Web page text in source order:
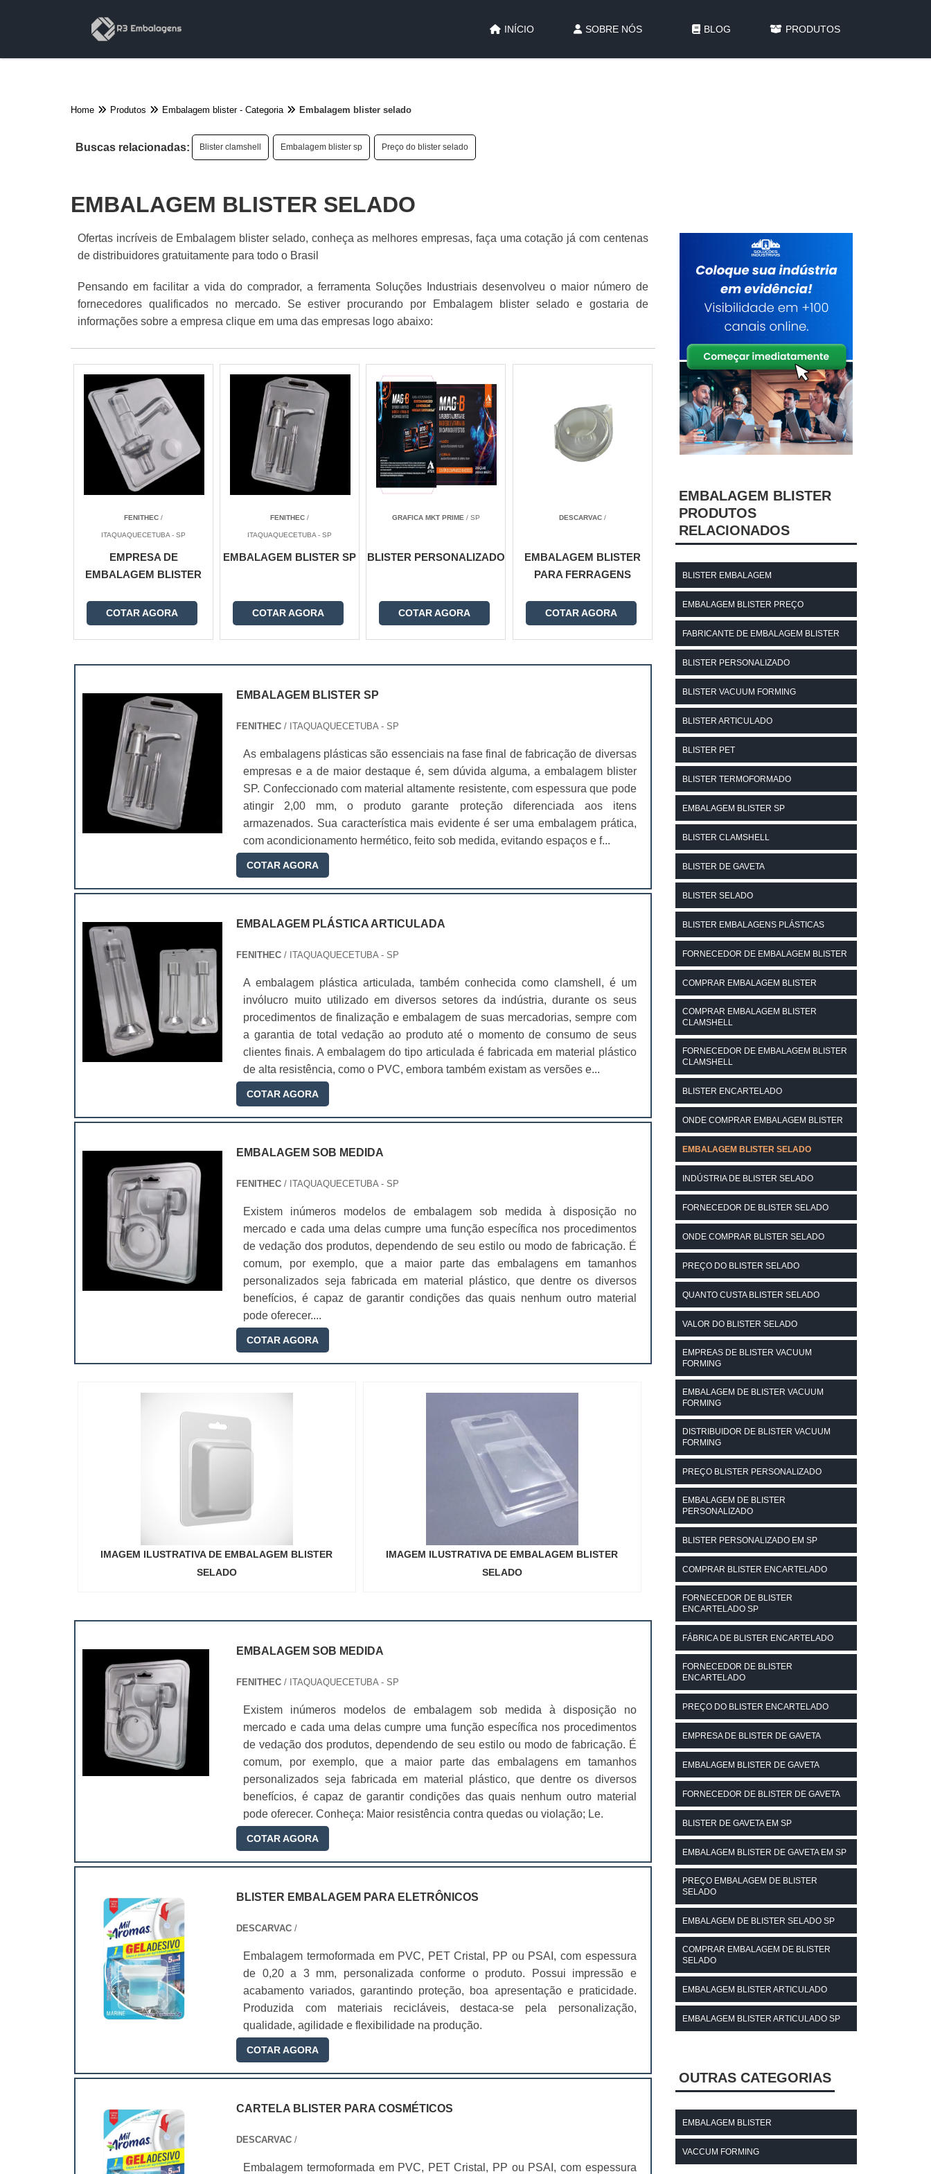
INÍCIO SOBRE NÓS BLOG PRODUTOS
Home Produtos Embalagem blister - Categoria Embalagem blister selado
Buscas relacionadas: Blister clamshell Embalagem blister sp Preço do blister selado
EMBALAGEM BLISTER SELADO
Ofertas incríveis de Embalagem blister selado, conheça as melhores empresas, faça uma cotação já com centenas
de distribuidores gratuitamente para todo o Brasil
Pensando em facilitar a vida do comprador, a ferramenta Soluções Industriais desenvolveu o maior número de
fornecedores qualificados no mercado. Se estiver procurando por Embalagem blister selado e gostaria de
informações sobre a empresa clique em uma das empresas logo abaixo:
FENITHEC /
ITAQUAQUECETUBA - SP
EMPRESA DE
EMBALAGEM BLISTER
COTAR AGORA
FENITHEC /
ITAQUAQUECETUBA - SP
EMBALAGEM BLISTER SP
COTAR AGORA
GRAFICA MKT PRIME / SP
BLISTER PERSONALIZADO
COTAR AGORA
DESCARVAC/
EMBALAGEM BLISTER
PARA FERRAGENS
COTAR AGORA
EMBALAGEM BLISTER SP
FENITHEC/ ITAQUAQUECETUBA - SP
As embalagens plásticas são essenciais na fase final de fabricação de diversas
empresas e a de maior destaque é, sem dúvida alguma, a embalagem blister
SP. Confeccionado com material altamente resistente, com espessura que pode
atingir 2,00 mm, o produto garante proteção diferenciada aos itens
armazenados. Sua característica mais evidente é ser uma embalagem prática,
com acondicionamento hermético, feito sob medida, evitando espaços e f...
COTAR AGORA
EMBALAGEM PLÁSTICA ARTICULADA
FENITHEC/ ITAQUAQUECETUBA - SP
A embalagem plástica articulada, também conhecida como clamshell, é um
invólucro muito utilizado em diversos setores da indústria, durante os seus
procedimentos de finalização e embalagem de suas mercadorias, sempre com
a garantia de total vedação ao produto até o momento de consumo de seus
clientes finais. A embalagem do tipo articulada é fabricada em material plástico
de alta resistência, como o PVC, embora também existam as versões e...
COTAR AGORA
EMBALAGEM SOB MEDIDA
FENITHEC/ ITAQUAQUECETUBA - SP
Existem inúmeros modelos de embalagem sob medida à disposição no
mercado e cada uma delas cumpre uma função específica nos procedimentos
de vedação dos produtos, dependendo de seu estilo ou modo de fabricação. É
comum, por exemplo, que a maior parte das embalagens em tamanhos
personalizados seja fabricada em material plástico, que dentre os diversos
benefícios, é capaz de garantir condições das quais nenhum outro material
pode oferecer....
COTAR AGORA
IMAGEM ILUSTRATIVA DE EMBALAGEM BLISTER
SELADO
IMAGEM ILUSTRATIVA DE EMBALAGEM BLISTER
SELADO
EMBALAGEM SOB MEDIDA
FENITHEC / ITAQUAQUECETUBA - SP
Existem inúmeros modelos de embalagem sob medida à disposição no
mercado e cada uma delas cumpre uma função específica nos procedimentos
de vedação dos produtos, dependendo de seu estilo ou modo de fabricação. É
comum, por exemplo, que a maior parte das embalagens em tamanhos
personalizados seja fabricada em material plástico, que dentre os diversos
benefícios, é capaz de garantir condições das quais nenhum outro material
pode oferecer. Conheça: Maior resistência contra quedas ou violação; Le.
COTAR AGORA
BLISTER EMBALAGEM PARA ELETRÔNICOS
DESCARVAC /
Embalagem termoformada em PVC, PET Cristal, PP ou PSAI, com espessura
de 0,20 a 3 mm, personalizada conforme o produto. Possui impressão e
acabamento variados, garantindo proteção, boa apresentação e praticidade.
Produzida com materiais recicláveis, destaca-se pela personalização,
qualidade, agilidade e flexibilidade na produção.
COTAR AGORA
CARTELA BLISTER PARA COSMÉTICOS
DESCARVAC /
Embalagem termoformada em PVC, PET Cristal, PP ou PSAI, com espessura
EMBALAGEM BLISTER
PRODUTOS
RELACIONADOS
BLISTER EMBALAGEM
EMBALAGEM BLISTER PREÇO
FABRICANTE DE EMBALAGEM BLISTER
BLISTER PERSONALIZADO
BLISTER VACUUM FORMING
BLISTER ARTICULADO
BLISTER PET
BLISTER TERMOFORMADO
EMBALAGEM BLISTER SP
BLISTER CLAMSHELL
BLISTER DE GAVETA
BLISTER SELADO
BLISTER EMBALAGENS PLÁSTICAS
FORNECEDOR DE EMBALAGEM BLISTER
COMPRAR EMBALAGEM BLISTER
COMPRAR EMBALAGEM BLISTER
CLAMSHELL
FORNECEDOR DE EMBALAGEM BLISTER
CLAMSHELL
BLISTER ENCARTELADO
ONDE COMPRAR EMBALAGEM BLISTER
EMBALAGEM BLISTER SELADO
INDÚSTRIA DE BLISTER SELADO
FORNECEDOR DE BLISTER SELADO
ONDE COMPRAR BLISTER SELADO
PREÇO DO BLISTER SELADO
QUANTO CUSTA BLISTER SELADO
VALOR DO BLISTER SELADO
EMPREAS DE BLISTER VACUUM
FORMING
EMBALAGEM DE BLISTER VACUUM
FORMING
DISTRIBUIDOR DE BLISTER VACUUM
FORMING
PREÇO BLISTER PERSONALIZADO
EMBALAGEM DE BLISTER
PERSONALIZADO
BLISTER PERSONALIZADO EM SP
COMPRAR BLISTER ENCARTELADO
FORNECEDOR DE BLISTER
ENCARTELADO SP
FÁBRICA DE BLISTER ENCARTELADO
FORNECEDOR DE BLISTER
ENCARTELADO
PREÇO DO BLISTER ENCARTELADO
EMPRESA DE BLISTER DE GAVETA
EMBALAGEM BLISTER DE GAVETA
FORNECEDOR DE BLISTER DE GAVETA
BLISTER DE GAVETA EM SP
EMBALAGEM BLISTER DE GAVETA EM SP
PREÇO EMBALAGEM DE BLISTER
SELADO
EMBALAGEM DE BLISTER SELADO SP
COMPRAR EMBALAGEM DE BLISTER
SELADO
EMBALAGEM BLISTER ARTICULADO
EMBALAGEM BLISTER ARTICULADO SP
OUTRAS CATEGORIAS
EMBALAGEM BLISTER
VACCUM FORMING